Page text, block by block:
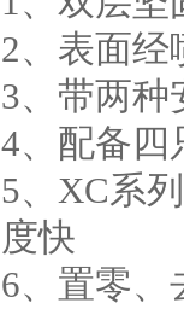
2、表面经
3、带两种
4、配备四
5、XC系
度快
6、置零、